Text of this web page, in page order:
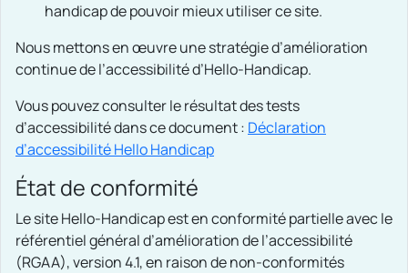
handicap de pouvoir mieux utiliser ce site.
Nous mettons en œuvre une stratégie d’amélioration
continue de l’accessibilité d’Hello-Handicap.
Vous pouvez consulter le résultat des tests
d’accessibilité dans ce document : Déclaration
d’accessibilité Hello Handicap
État de conformité
Le site Hello-Handicap est en conformité partielle avec le
référentiel général d’amélioration de l’accessibilité
(RGAA), version 4.1, en raison de non-conformités